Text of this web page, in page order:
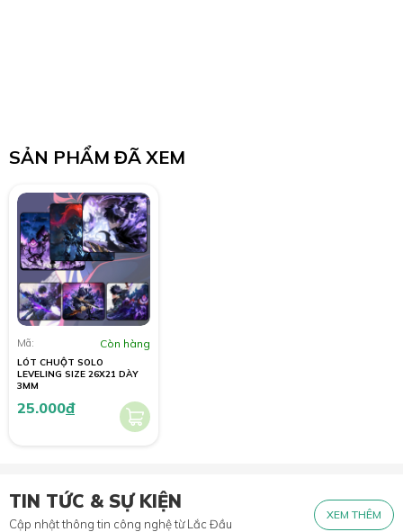
SẢN PHẨM ĐÃ XEM
Mã: Còn hàng
LÓT CHUỘT SOLO
LEVELING SIZE 26X21 DÀY
3MM
25.000đ
TIN TỨC & SỰ KIỆN
Cập nhật thông tin công nghệ từ Lắc Đầu
XEM THÊM